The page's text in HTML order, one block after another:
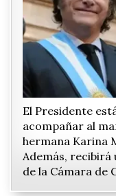
El Presidente
acompañar al
hermana Karina
Además, recibirá
de la Cámara de